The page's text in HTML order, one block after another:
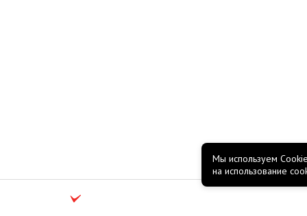
Мы используем
на использование